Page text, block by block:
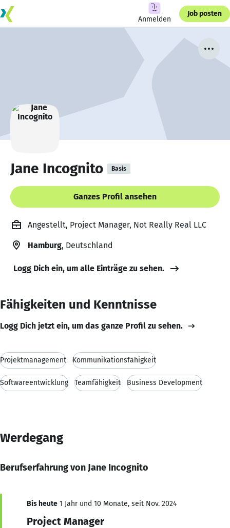
Anmelden
Job posten
Jane Incognito Basis
Ganzes Profil ansehen
Angestellt, Project Manager, Not Really Real LLC
Hamburg, Deutschland
Logg Dich ein, um alle Einträge zu sehen.
Fähigkeiten und Kenntnisse
Logg Dich jetzt ein, um das ganze Profil zu sehen.
Projektmanagement Kommunikationsfähigkeit
Softwareentwicklung Teamfähigkeit Business Development
Werdegang
Berufserfahrung von Jane Incognito
Bis heute 1 Jahr und 10 Monate, seit Nov. 2024
Project Manager